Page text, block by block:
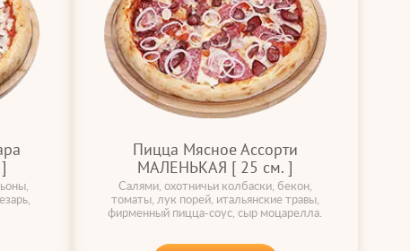
Пицца Мясное Ассорти
МАЛЕНЬКАЯ [ 25 cм. ]
Салями, охотничьи колбаски, бекон,
томаты, лук порей, итальянские травы,
фирменный пицца-соус, сыр моцарелла.